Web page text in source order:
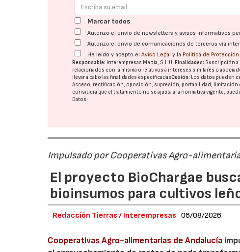
Marcar todos
Autorizo el envío de newsletters y avisos informativos
Autorizo el envío de comunicaciones de terceros vía
He leído y acepto elAviso Legal y la Política de
Responsable: Interempresas Media, S.L.U. Finalidades: Suscripción a
relacionados con la misma o relativos a intereses similares o
llevar a cabo las finalidades especificadasCesión: Los datos pueden
Acceso, rectificación, oposición, supresión, portabilidad, limitación
considera que el tratamiento no se ajusta a la normativa vigente,
Datos
Impulsado por Cooperativas Agro-
El proyecto BioChargae
bioinsumos para cultivos
Redacción Tierras / Interempresas 06/08/2026
Cooperativas Agro-alimentarias de Andalucía